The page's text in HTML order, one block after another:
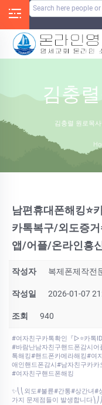
김충
김충렬 원로목
남편휴대폰해킹⭐
카톡복구/외도증
앱/어플/온라인흥
작성자 복제폰제작전
작성일 2026-01-07
조회 940
#여자친구카톡확인『▷⭐카톡
#바람난남자친구핸드폰감시
톡해킹#핸드폰카메라해킹#여
애인핸드폰감시#남자친구카
#여자친구핸드폰해킹
✨⎝⎝외도#불륜#간통#상간녀#
가지 문제점들이 발생합니다